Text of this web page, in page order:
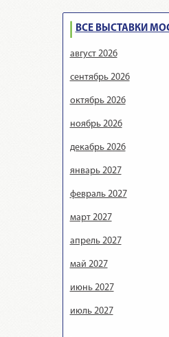
ВСЕ ВЫСТАВКИ
август 2026
сентябрь 2026
октябрь 2026
ноябрь 2026
декабрь 2026
январь 2027
февраль 2027
март 2027
апрель 2027
май 2027
июнь 2027
июль 2027